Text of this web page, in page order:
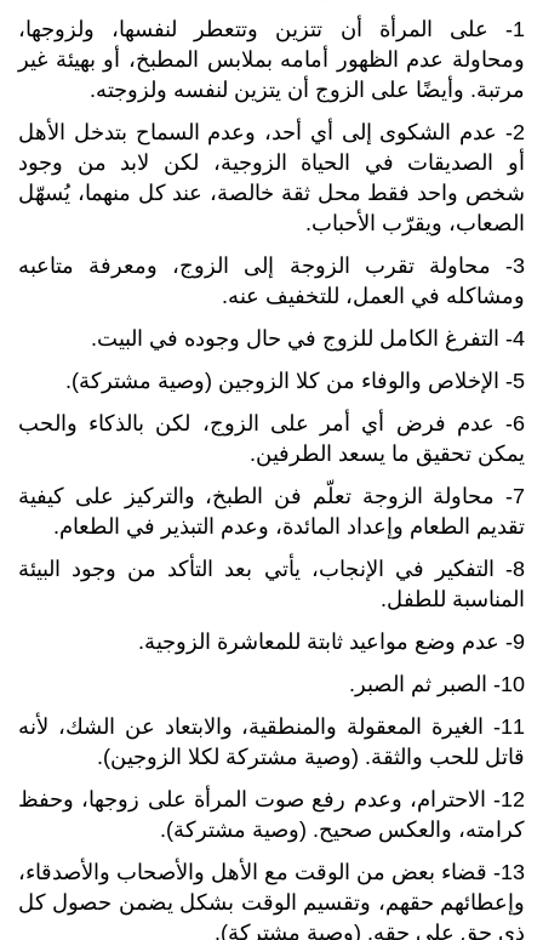
1- على المرأة أن تتزين وتتعطر لنفسها، ولزوجها،
ومحاولة عدم الظهور أمامه بملابس المطبخ، أو بهيئة غير
مرتبة. وأيضًا على الزوج أن يتزين لنفسه ولزوجته.
2- عدم الشكوى إلى أي أحد، وعدم السماح بتدخل الأهل
أو الصديقات في الحياة الزوجية، لكن لابد من وجود
شخص واحد فقط محل ثقة خالصة، عند كل منهما، يُسهّل
الصعاب، ويقرّب الأحباب.
3- محاولة تقرب الزوجة إلى الزوج، ومعرفة متاعبه
ومشاكله في العمل، للتخفيف عنه.
4- التفرغ الكامل للزوج في حال وجوده في البيت.
5- الإخلاص والوفاء من كلا الزوجين (وصية مشتركة).
6- عدم فرض أي أمر على الزوج، لكن بالذكاء والحب
يمكن تحقيق ما يسعد الطرفين.
7- محاولة الزوجة تعلّم فن الطبخ، والتركيز على كيفية
تقديم الطعام وإعداد المائدة، وعدم التبذير في الطعام.
8- التفكير في الإنجاب، يأتي بعد التأكد من وجود البيئة
المناسبة للطفل.
9- عدم وضع مواعيد ثابتة للمعاشرة الزوجية.
10- الصبر ثم الصبر.
11- الغيرة المعقولة والمنطقية، والابتعاد عن الشك، لأنه
قاتل للحب والثقة. (وصية مشتركة لكلا الزوجين).
12- الاحترام، وعدم رفع صوت المرأة على زوجها، وحفظ
كرامته، والعكس صحيح. (وصية مشتركة).
13- قضاء بعض من الوقت مع الأهل والأصحاب والأصدقاء،
وإعطائهم حقهم، وتقسيم الوقت بشكل يضمن حصول كل
ذي حق على حقه. (وصية مشتركة).